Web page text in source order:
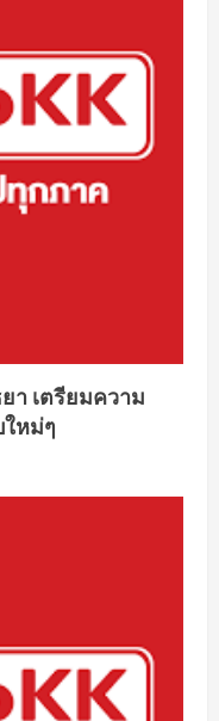
า เตรียมความ
หม่ๆ